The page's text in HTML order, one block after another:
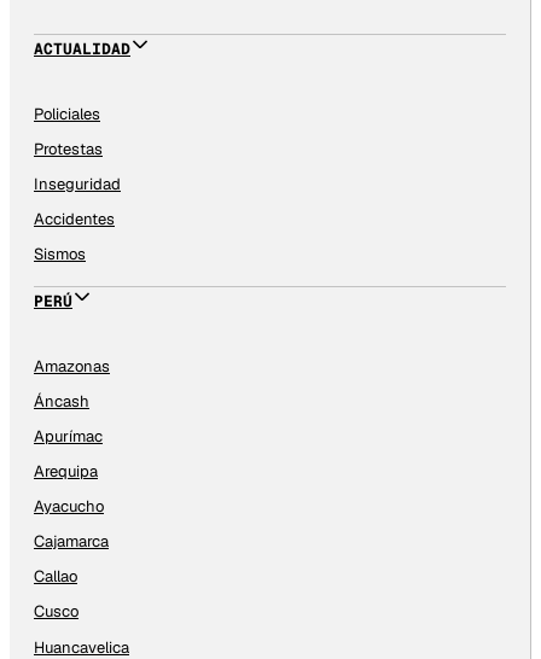
ACTUALIDAD
Policiales
Protestas
Inseguridad
Accidentes
Sismos
PERÚ
Amazonas
Áncash
Apurímac
Arequipa
Ayacucho
Cajamarca
Callao
Cusco
Huancavelica